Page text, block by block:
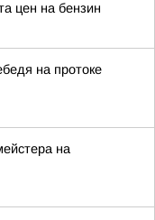
цен на бензин
на протоке
на